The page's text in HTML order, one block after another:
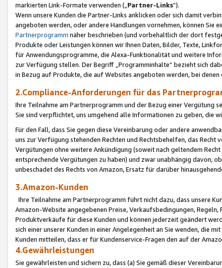
markierten Link-Formate verwenden („ Partner-Links“).
Wenn unsere Kunden die Partner-Links anklicken oder sich damit
angeboten werden, oder andere Handlungen vornehmen, können Sie
Partnerprogramm näher beschrieben (und vorbehaltlich der dort
Produkte oder Leistungen können wir Ihnen Daten, Bilder, Texte,
für Anwendungsprogramme, die Alexa-Funktionalität und weitere
zur Verfügung stellen. Der Begriff „Programminhalte“ bezieht sich
in Bezug auf Produkte, die auf Websites angeboten werden, bei
2.Compliance-Anforderungen für das
Ihre Teilnahme am Partnerprogramm und der Bezug einer Vergütung
Sie sind verpflichtet, uns umgehend alle Informationen zu geben, die
Für den Fall, dass Sie gegen diese Vereinbarung oder andere
uns zur Verfügung stehenden Rechten und Rechtsbehelfen, das
Vergütungen ohne weitere Ankündigung (soweit nach geltendem
entsprechende Vergütungen zu haben) und zwar unabhängig davon,
unbeschadet des Rechts von Amazon, Ersatz für darüber
3.Amazon-Kunden
Ihre Teilnahme am Partnerprogramm führt nicht dazu, dass unsere
Amazon-Website angegebenen Preise, Verkaufsbedingungen,
Produktverkäufe für diese Kunden und können jederzeit geändert
sich einer unserer Kunden in einer Angelegenheit an Sie wenden, die
Kunden mitteilen, dass er für Kundenservice-Fragen den auf der
4.Gewährleistungen
Sie gewährleisten und sichern zu, dass (a) Sie gemäß dieser